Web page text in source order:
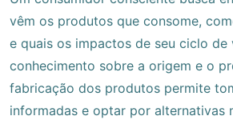
vêm os produtos que consome,
e quais os impactos de seu ciclo de
conhecimento sobre a origem e o
fabricação dos produtos permite
informadas e optar por alternativas